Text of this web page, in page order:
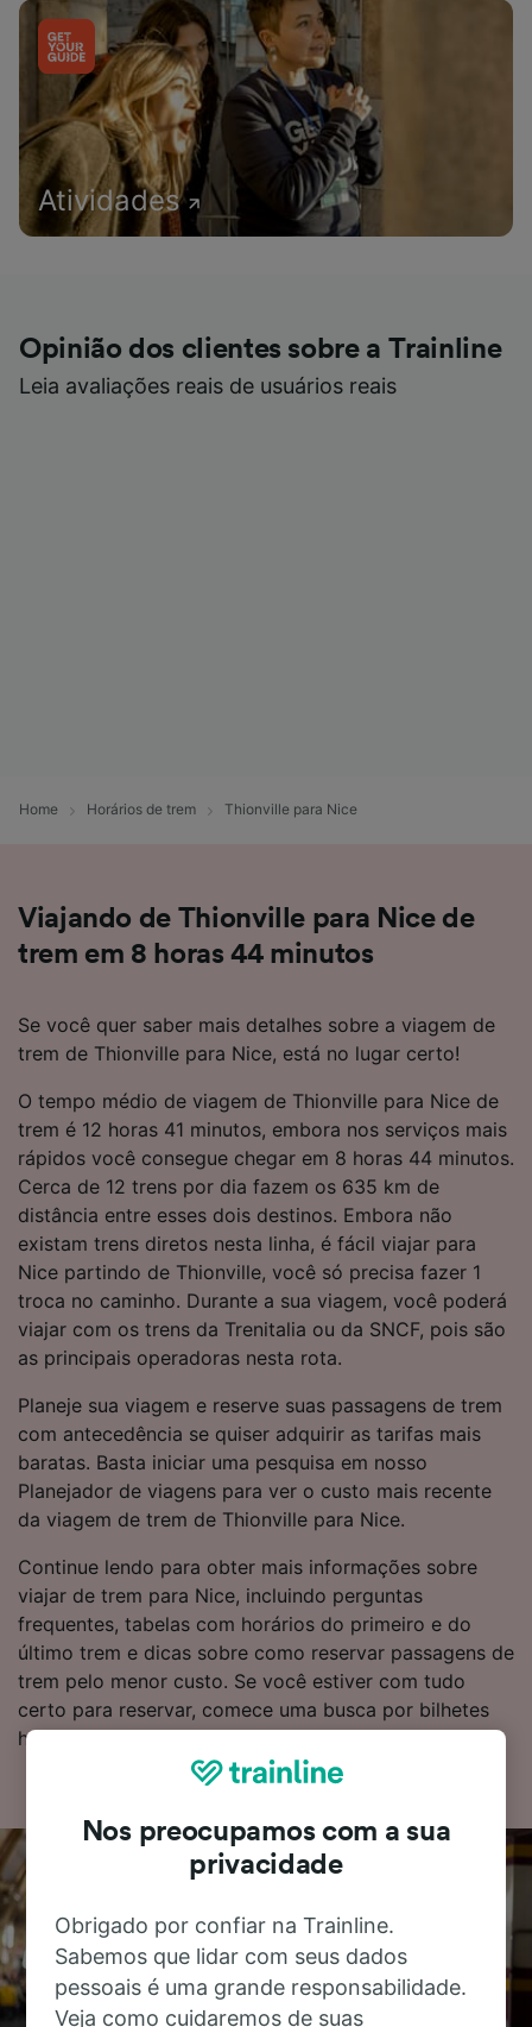
Atividades
Opinião dos clientes sobre a Trainline
Leia avaliações reais de usuários reais
Home Horários de trem Thionville para Nice
Viajando de Thionville para Nice de
trem em 8 horas 44 minutos
Se você quer saber mais detalhes sobre a viagem de
trem de Thionville para Nice, está no lugar certo!
O tempo médio de viagem de Thionville para Nice de
trem é 12 horas 41 minutos, embora nos serviços mais
rápidos você consegue chegar em 8 horas 44 minutos.
Cerca de 12 trens por dia fazem os 635 km de
distância entre esses dois destinos. Embora não
existam trens diretos nesta linha, é fácil viajar para
Nice partindo de Thionville, você só precisa fazer 1
troca no caminho. Durante a sua viagem, você poderá
viajar com os trens da Trenitalia ou da SNCF, pois são
as principais operadoras nesta rota.
Planeje sua viagem e reserve suas passagens de trem
com antecedência se quiser adquirir as tarifas mais
baratas. Basta iniciar uma pesquisa em nosso
Planejador de viagens para ver o custo mais recente
da viagem de trem de Thionville para Nice.
Continue lendo para obter mais informações sobre
viajar de trem para Nice, incluindo perguntas
frequentes, tabelas com horários do primeiro e do
último trem e dicas sobre como reservar passagens de
trem pelo menor custo. Se você estiver com tudo
certo para reservar, comece uma busca por bilhetes
hoje mesmo.
Nos preocupamos com a sua
privacidade
Obrigado por confiar na Trainline.
Sabemos que lidar com seus dados
pessoais é uma grande responsabilidade.
Veja como cuidaremos de suas